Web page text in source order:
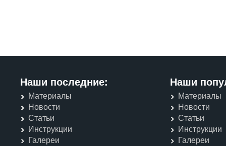
Наши последние:
Материалы
Новости
Статьи
Инструкции
Галереи
Наши
Материалы
Новости
Статьи
Инструкции
Галереи